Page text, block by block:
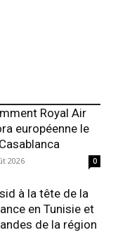
Royal Air
européenne le
2026 0
à la tête de la
en Tunisie et
de la région